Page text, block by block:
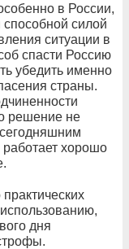
в России,
силой
ситуации в
спасти Россию
убедить именно
страны.
решение не
хорошо
дня